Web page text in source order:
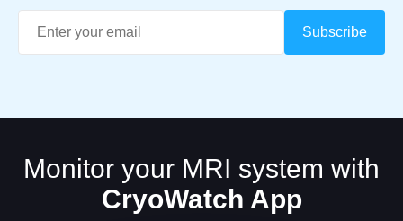
Monitor your MRI system with
CryoWatch App